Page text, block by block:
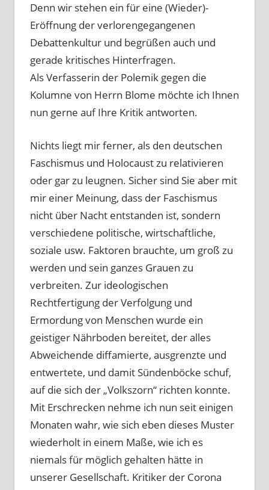
Denn wir stehen ein für eine (Wieder)-
Eröffnung der verlorengegangenen
Debattenkultur und begrüßen auch und
gerade kritisches Hinterfragen.
Als Verfasserin der Polemik gegen die
Kolumne von Herrn Blome möchte ich Ihnen
nun gerne auf Ihre Kritik antworten.
Nichts liegt mir ferner, als den deutschen
Faschismus und Holocaust zu relativieren
oder gar zu leugnen. Sicher sind Sie aber mit
mir einer Meinung, dass der Faschismus
nicht über Nacht entstanden ist, sondern
verschiedene politische, wirtschaftliche,
soziale usw. Faktoren brauchte, um groß zu
werden und sein ganzes Grauen zu
verbreiten. Zur ideologischen
Rechtfertigung der Verfolgung und
Ermordung von Menschen wurde ein
geistiger Nährboden bereitet, der alles
Abweichende diffamierte, ausgrenzte und
entwertete, und damit Sündenböcke schuf,
auf die sich der „Volkszorn“ richten konnte.
Mit Erschrecken nehme ich nun seit einigen
Monaten wahr, wie sich eben dieses Muster
wiederholt in einem Maße, wie ich es
niemals für möglich gehalten hätte in
unserer Gesellschaft. Kritiker der Corona